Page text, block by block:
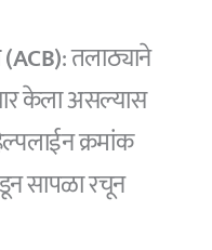
(ACB): तलाठ्याने
केला असल्यास
क्रमांक
सापळा रचून